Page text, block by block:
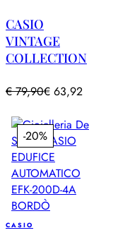
CASIO
VINTAGE
COLLECTION
€79,90€ 63,92
-20%
CASIO